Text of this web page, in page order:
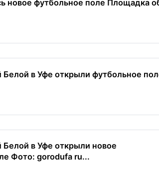
новое футбольное поле Площадка
в Уфе открыли футбольное
в Уфе открыли новое
Фото: gorodufa ru...